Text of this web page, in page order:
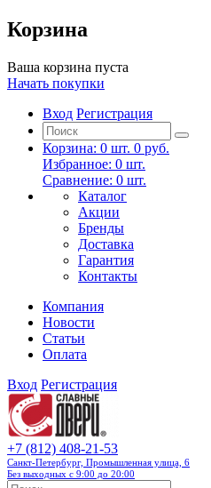
Корзина
Ваша корзина пуста
Начать покупки
Вход Регистрация
Корзина: 0 шт. 0 руб.
Избранное: 0 шт.
Сравнение: 0 шт.
Каталог
Акции
Бренды
Доставка
Гарантия
Контакты
Компания
Новости
Статьи
Оплата
Вход Регистрация
+7 (812) 408-21-53
Санкт-Петербург, Промышленная улица, 6
Без выходных с 9:00 до 20:00